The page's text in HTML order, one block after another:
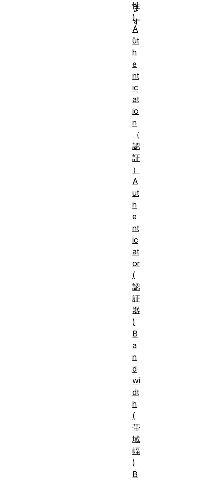
ま
す
。
性
)
A
ut
h
e
nt
ic
at
io
n
（
認
証
）
A
ut
h
e
nt
ic
at
or
(
認
証
器
)
B
a
n
d
wi
dt
h
(
帯
域
幅
)
B